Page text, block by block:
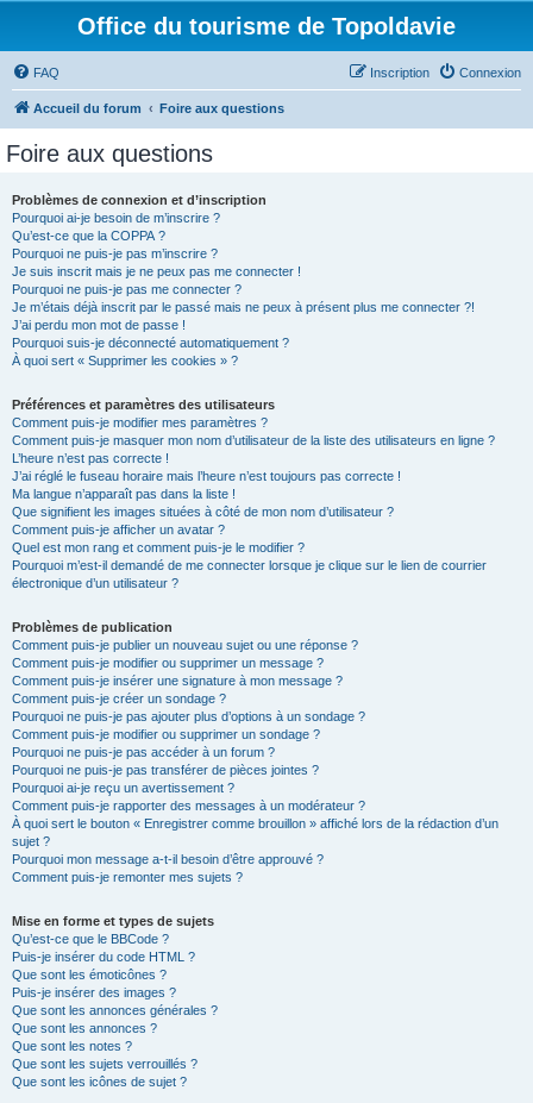
Office du tourisme de Topoldavie
FAQ Connexion
Inscription
Accueil du forum Foire aux questions
Foire aux questions
Problèmes de connexion et d’inscription
Pourquoi ai-je besoin de m’inscrire ?
Qu’est-ce que la COPPA ?
Pourquoi ne puis-je pas m’inscrire ?
Je suis inscrit mais je ne peux pas me connecter !
Pourquoi ne puis-je pas me connecter ?
Je m’étais déjà inscrit par le passé mais ne peux à présent plus me connecter ?!
J’ai perdu mon mot de passe !
Pourquoi suis-je déconnecté automatiquement ?
À quoi sert « Supprimer les cookies » ?
Préférences et paramètres des utilisateurs
Comment puis-je modifier mes paramètres ?
Comment puis-je masquer mon nom d’utilisateur de la liste des utilisateurs en ligne ?
L’heure n’est pas correcte !
J’ai réglé le fuseau horaire mais l’heure n’est toujours pas correcte !
Ma langue n’apparaît pas dans la liste !
Que signifient les images situées à côté de mon nom d’utilisateur ?
Comment puis-je afficher un avatar ?
Quel est mon rang et comment puis-je le modifier ?
Pourquoi m’est-il demandé de me connecter lorsque je clique sur le lien de courrier
électronique d’un utilisateur ?
Problèmes de publication
Comment puis-je publier un nouveau sujet ou une réponse ?
Comment puis-je modifier ou supprimer un message ?
Comment puis-je insérer une signature à mon message ?
Comment puis-je créer un sondage ?
Pourquoi ne puis-je pas ajouter plus d’options à un sondage ?
Comment puis-je modifier ou supprimer un sondage ?
Pourquoi ne puis-je pas accéder à un forum ?
Pourquoi ne puis-je pas transférer de pièces jointes ?
Pourquoi ai-je reçu un avertissement ?
Comment puis-je rapporter des messages à un modérateur ?
À quoi sert le bouton « Enregistrer comme brouillon » affiché lors de la rédaction d’un
sujet ?
Pourquoi mon message a-t-il besoin d’être approuvé ?
Comment puis-je remonter mes sujets ?
Mise en forme et types de sujets
Qu’est-ce que le BBCode ?
Puis-je insérer du code HTML ?
Que sont les émoticônes ?
Puis-je insérer des images ?
Que sont les annonces générales ?
Que sont les annonces ?
Que sont les notes ?
Que sont les sujets verrouillés ?
Que sont les icônes de sujet ?